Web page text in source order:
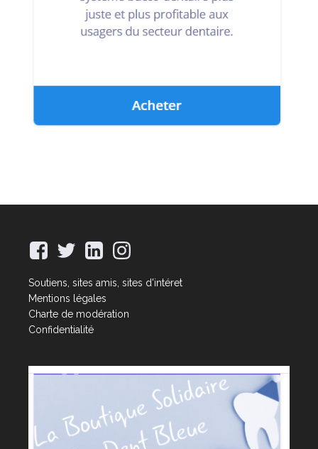
Soutiens, sites amis, sites d'intéret
Mentions légales
Charte de modération
Confidentialité